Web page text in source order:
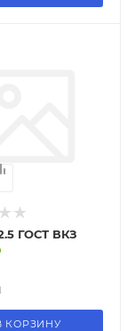
ГОСТ ВКЗ
КОРЗИНУ